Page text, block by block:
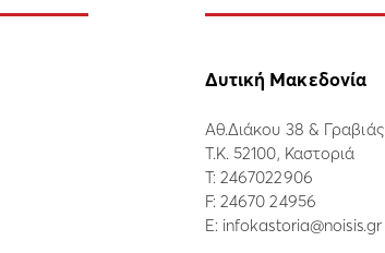
Δυτική Μακεδονία
Αθ.Διάκου 38 & Γραβιάς
Τ.Κ. 52100, Καστοριά
Τ: 2467022906
F: 24670 24956
E: infokastoria@noisis.gr